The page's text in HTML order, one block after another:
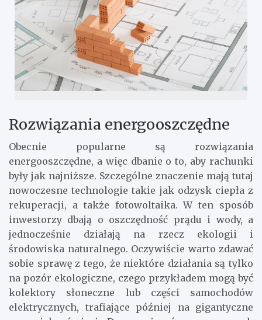
Rozwiązania energooszczędne
Obecnie popularne są rozwiązania
energooszczędne, a więc dbanie o to, aby rachunki
były jak najniższe. Szczególne znaczenie mają tutaj
nowoczesne technologie takie jak odzysk ciepła z
rekuperacji, a także fotowoltaika. W ten sposób
inwestorzy dbają o oszczędność prądu i wody, a
jednocześnie działają na rzecz ekologii i
środowiska naturalnego. Oczywiście warto zdawać
sobie sprawę z tego, że niektóre działania są tylko
na pozór ekologiczne, czego przykładem mogą być
kolektory słoneczne lub części samochodów
elektrycznych, trafiające później na gigantyczne